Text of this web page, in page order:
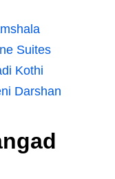
Suites
Kothi
Darshan